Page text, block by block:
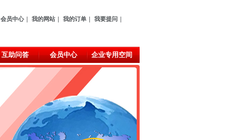
会员中心 我的网站 我的订单 我要提问
互助问答 会员中心 企业专用空间